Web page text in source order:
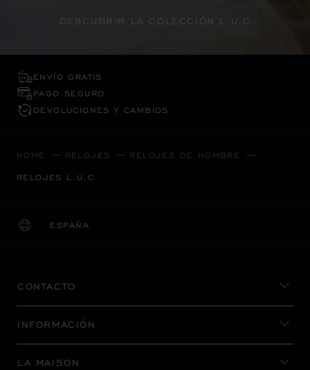
DESCUBRIR LA COLECCIÓN L.U.C
ENVÍO GRATIS
PAGO SEGURO
DEVOLUCIONES Y CAMBIOS
HOME RELOJES RELOJES DE HOMBRE
RELOJES L.U.C
ESPAÑA
LOCALIZACIÓN (CAMBIAR PAÍS)
CAMBIAR PAÍS
CONTACTO
INFORMACIÓN
LA MAISON